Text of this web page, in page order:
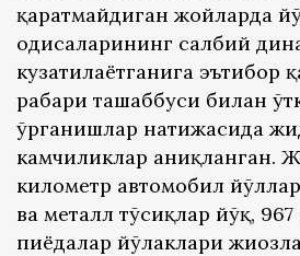
қаратмайдиган жойларда
ҳодисаларининг салбий
кузатилаётганига эътибор
раҳбари ташаббуси билан
ўрганишлар натижасида
камчиликлар аниқланган.
километр автомобил
ва металл тўсиқлар йўқ,
пиёдалар йўлаклари